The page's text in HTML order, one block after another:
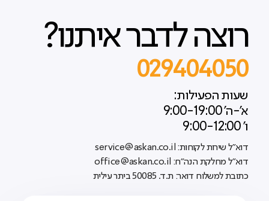
רוצה לדבר איתנו?
029404050
שעות הפעילות:
א'-ה' 9:00-19:00
ו' 9:00-12:00
דוא"ל שירות לקוחות: service@askan.co.il
דוא"ל מחלקת הנה"ח: office@askan.co.il
כתובת למשלוח דואר: ת.ד. 50085 ביתר עילית